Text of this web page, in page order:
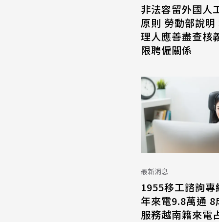
非法容留外國人
原則 勞動部說明
理人應善盡查核
限聘僱關係
最新消息
1955移工諮詢專
年來電9.8萬通 8
服務越南籍來電